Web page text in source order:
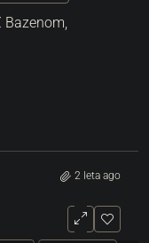
Bazenom,
2 leta ago